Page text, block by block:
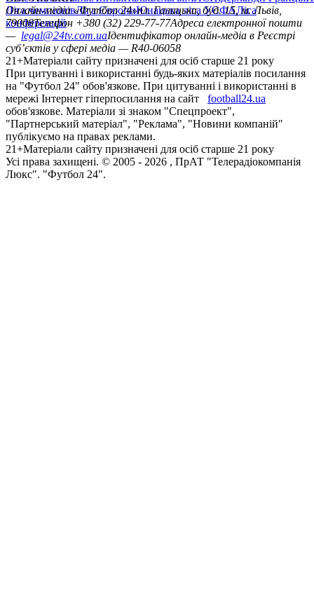
Ліга чемпіонівЛіга ЄвропиЮнацька ліга УЄФАЛіга
конференцій
Онлайн-медіа «Футбол 24»пл. Галицька, буд. 15, м. Львів,
79008Телефон +380 (32) 229-77-77Адреса електронної пошти
— legal@24tv.com.uaІдентифікатор онлайн-медіа в Реєстрі
суб’єктів у сфері медіа — R40-06058
21+Матеріали сайту призначені для осіб старше 21 року
При цитуванні і використанні будь-яких матеріалів посилання
на "Футбол 24" обов'язкове. При цитуванні і використанні в
мережі Інтернет гіперпосилання на сайт
football24.ua
обов'язкове. Матеріали зі знаком "Спецпроект",
"Партнерський матеріал", "Реклама", "Новини компаній"
публікуємо на правах реклами.
21+Матеріали сайту призначені для осіб старше 21 року
Усi права захищенi. © 2005 - 2026 , ПрАТ "Телерадіокомпанія
Люкс". "Футбол 24".